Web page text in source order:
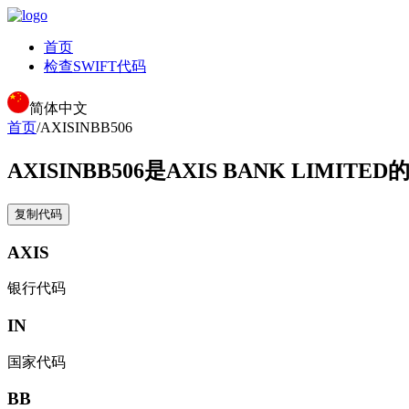
首页
检查SWIFT代码
简体中文
首页/AXISINBB506
AXISINBB506是AXIS BANK LIMITED
复制代码
AXIS
银行代码
IN
国家代码
BB